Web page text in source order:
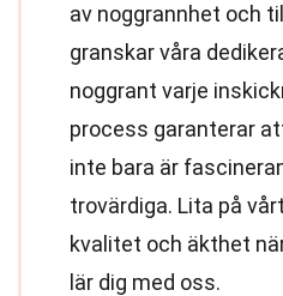
av noggrannhet och
granskar våra
noggrant varje
process garanterar
inte bara är
trovärdiga. Lita på
kvalitet och äkthet
lär dig med oss.